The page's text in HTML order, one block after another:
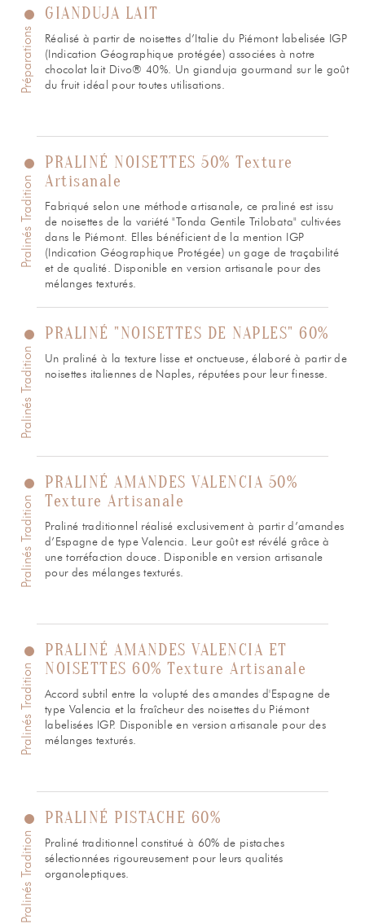
Préparations
GIANDUJA LAIT
Réalisé à partir de noisettes d’Italie du Piémont labelisée IGP
(Indication Géographique protégée) associées à notre
chocolat lait Divo® 40%. Un gianduja gourmand sur le goût
du fruit idéal pour toutes utilisations.
Pralinés Tradition
PRALINÉ NOISETTES 50% Texture
Artisanale
Fabriqué selon une méthode artisanale, ce praliné est issu
de noisettes de la variété "Tonda Gentile Trilobata" cultivées
dans le Piémont. Elles bénéficient de la mention IGP
(Indication Géographique Protégée) un gage de traçabilité
et de qualité. Disponible en version artisanale pour des
mélanges texturés.
Pralinés Tradition
PRALINÉ "NOISETTES DE NAPLES" 60%
Un praliné à la texture lisse et onctueuse, élaboré à partir de
noisettes italiennes de Naples, réputées pour leur finesse.
Pralinés Tradition
PRALINÉ AMANDES VALENCIA 50%
Texture Artisanale
Praliné traditionnel réalisé exclusivement à partir d’amandes
d’Espagne de type Valencia. Leur goût est révélé grâce à
une torréfaction douce. Disponible en version artisanale
pour des mélanges texturés.
Pralinés Tradition
PRALINÉ AMANDES VALENCIA ET
NOISETTES 60% Texture Artisanale
Accord subtil entre la volupté des amandes d'Espagne de
type Valencia et la fraîcheur des noisettes du Piémont
labelisées IGP. Disponible en version artisanale pour des
mélanges texturés.
Pralinés Tradition
PRALINÉ PISTACHE 60%
Praliné traditionnel constitué à 60% de pistaches
sélectionnées rigoureusement pour leurs qualités
organoleptiques.